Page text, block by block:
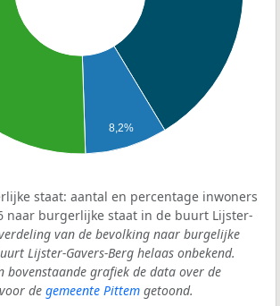
8,2%
staat: aantal en percentage inwoners
naar burgerlijke staat in de buurt Lijster-
van de bevolking naar burgelijke
Lijster-Gavers-Berg helaas onbekend.
bovenstaande grafiek de data over de
de gemeente Pittem getoond.